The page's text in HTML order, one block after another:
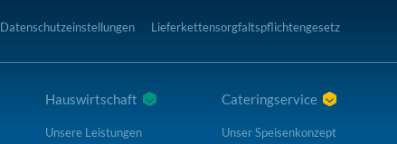
Datenschutzeinstellungen Lieferkettensorgfaltspflichtengesetz
Hauswirtschaft
Unsere Leistungen
Cateringservice
Unser Speisenkonzept